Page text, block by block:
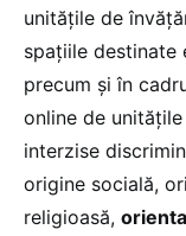
unitățile de
spațiile destinate
precum și în
online de
interzise
origine socială,
religioasă,